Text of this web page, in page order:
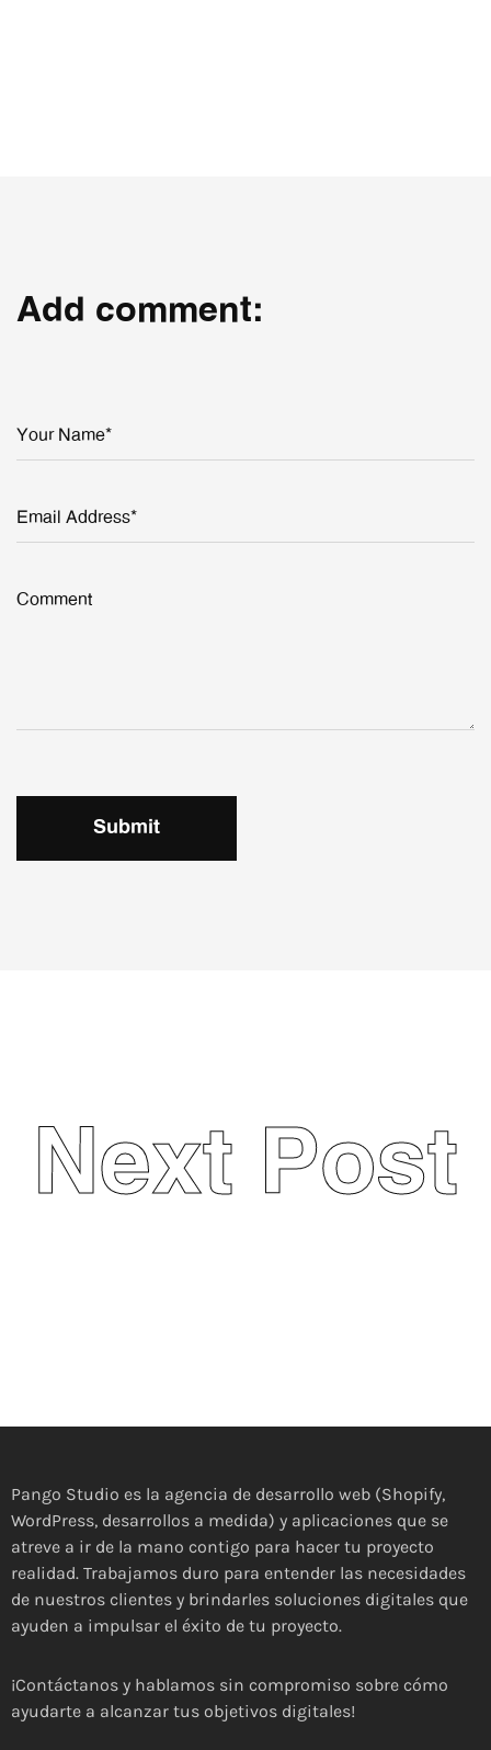
Add comment:
Your Name*
Email Address*
Comment
Submit
Next Post
Pango Studio es la agencia de desarrollo web (Shopify,
WordPress, desarrollos a medida) y aplicaciones que se
atreve a ir de la mano contigo para hacer tu proyecto
realidad. Trabajamos duro para entender las necesidades
de nuestros clientes y brindarles soluciones digitales que
ayuden a impulsar el éxito de tu proyecto.
¡Contáctanos y hablamos sin compromiso sobre cómo
ayudarte a alcanzar tus objetivos digitales!